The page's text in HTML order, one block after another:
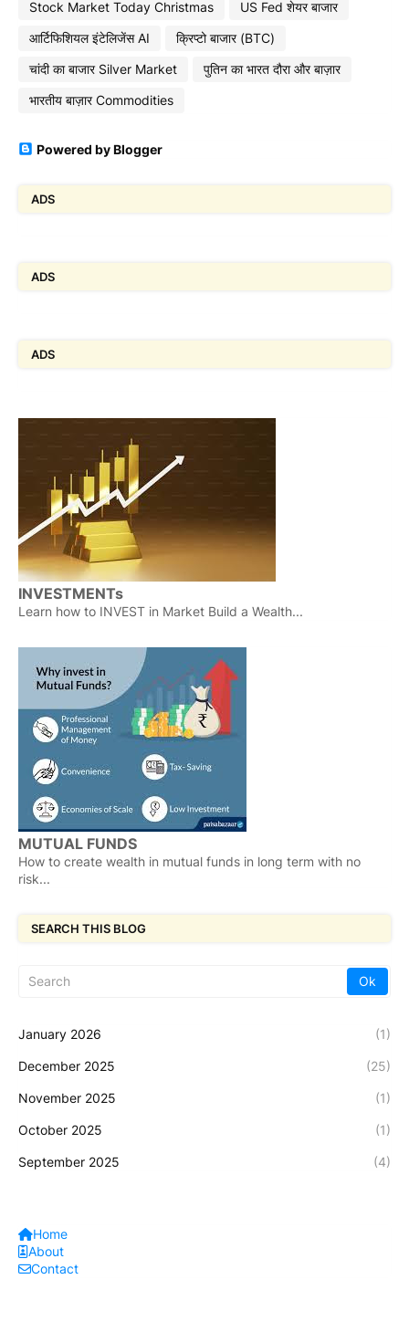
Stock Market Today Christmas
US Fed शेयर बाजार
आर्टिफिशियल इंटेलिजेंस AI
क्रिप्टो बाजार (BTC)
चांदी का बाजार Silver Market
पुतिन का भारत दौरा और बाज़ार
भारतीय बाज़ार Commodities
Powered by Blogger
ADS
ADS
ADS
INVESTMENTs
Learn how to INVEST in Market Build a Wealth...
MUTUAL FUNDS
How to create wealth in mutual funds in long term with no
risk...
SEARCH THIS BLOG
January 2026 (1)
December 2025 (25)
November 2025 (1)
October 2025 (1)
September 2025 (4)
Home
About
Contact